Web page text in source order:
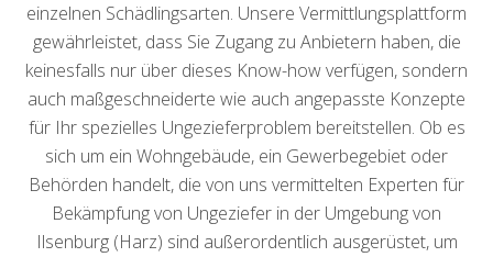
einzelnen Schädlingsarten. Unsere Vermittlungsplattform
gewährleistet, dass Sie Zugang zu Anbietern haben, die
keinesfalls nur über dieses Know-how verfügen, sondern
auch maßgeschneiderte wie auch angepasste Konzepte
für Ihr spezielles Ungezieferproblem bereitstellen. Ob es
sich um ein Wohngebäude, ein Gewerbegebiet oder
Behörden handelt, die von uns vermittelten Experten für
Bekämpfung von Ungeziefer in der Umgebung von
Ilsenburg (Harz) sind außerordentlich ausgerüstet, um